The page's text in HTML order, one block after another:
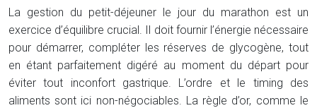
La gestion du petit-déjeuner le jour du marathon est un
exercice d’équilibre crucial. Il doit fournir l’énergie nécessaire
pour démarrer, compléter les réserves de glycogène, tout
en étant parfaitement digéré au moment du départ pour
éviter tout inconfort gastrique. L’ordre et le timing des
aliments sont ici non-négociables. La règle d’or, comme le